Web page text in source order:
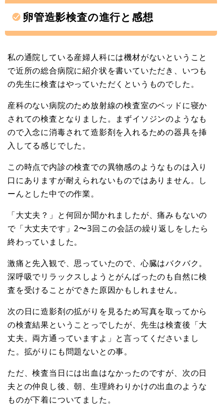
卵管造影検査の進行と感想
私の通院している産婦人科には機材がないということ
で近所の総合病院に紹介状を書いていただき、いつも
の先生に検査はやっていただくというものでした。
産科のない病院のため放射線の検査室のベッドに寝か
されての検査となりました。まずイソジンのようなも
ので入念に消毒されて造影剤を入れるための器具を挿
入してる感じでした。
この時点で内診の検査での異物感のようなものは入り
口にありますが耐えられないものではありません。し
ーんとした中での作業。
「大丈夫？」と何回か聞かれましたが、痛みもないの
で「大丈夫です」2〜3回この会話の繰り返しをしたら
終わっていました。
激痛と先入観で、思っていたので、心臓はバクバク。
深呼吸でリラックスしようとがんばったのも自然に検
査を受けることができた原因かもしれません。
次の日に造影剤の拡がりを見るため写真を取ってから
の検査結果ということっでしたが、先生は検査後「大
丈夫。両方通っていますよ」と言ってくださいまし
た。拡がりにも問題ないとの事。
ただ、検査当日には出血はなかったのですが、次の日
夫との仲良し後、朝、生理終わりかけの出血のような
ものが下着についてました。